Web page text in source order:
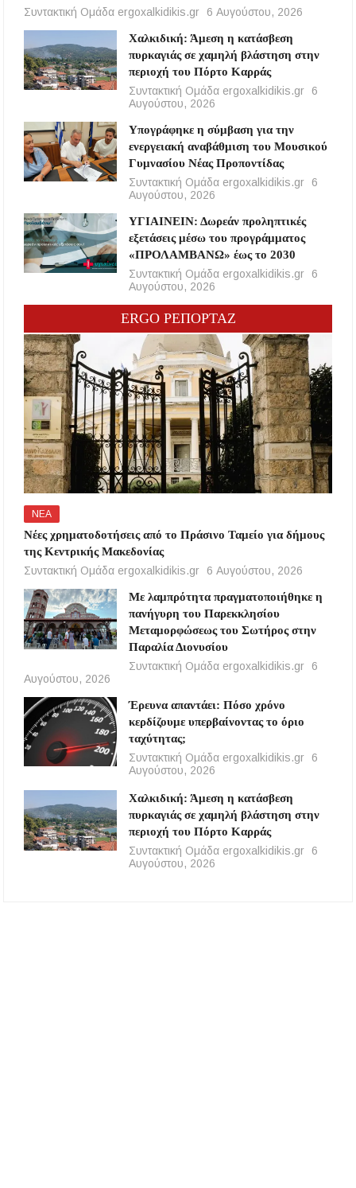
Συντακτική Ομάδα ergoxalkidikis.gr
6 Αυγούστου, 2026
Χαλκιδική: Άμεση η κατάσβεση
πυρκαγιάς σε χαμηλή βλάστηση στην
περιοχή του Πόρτο Καρράς
Συντακτική Ομάδα ergoxalkidikis.gr
6
Αυγούστου, 2026
Υπογράφηκε η σύμβαση για την
ενεργειακή αναβάθμιση του Μουσικού
Γυμνασίου Νέας Προποντίδας
Συντακτική Ομάδα ergoxalkidikis.gr
6
Αυγούστου, 2026
ΥΓΙΑΙΝΕΙΝ: Δωρεάν προληπτικές
εξετάσεις μέσω του προγράμματος
«ΠΡΟΛΑΜΒΑΝΩ» έως το 2030
Συντακτική Ομάδα ergoxalkidikis.gr
6
Αυγούστου, 2026
ERGO ΡΕΠΟΡΤΑΖ
ΝΕΑ
Νέες χρηματοδοτήσεις από το Πράσινο Ταμείο για δήμους
της Κεντρικής Μακεδονίας
Συντακτική Ομάδα ergoxalkidikis.gr
6 Αυγούστου, 2026
Με λαμπρότητα πραγματοποιήθηκε η
πανήγυρη του Παρεκκλησίου
Μεταμορφώσεως του Σωτήρος στην
Παραλία Διονυσίου
Συντακτική Ομάδα ergoxalkidikis.gr
6
Αυγούστου, 2026
Έρευνα απαντάει: Πόσο χρόνο
κερδίζουμε υπερβαίνοντας το όριο
ταχύτητας;
Συντακτική Ομάδα ergoxalkidikis.gr
6
Αυγούστου, 2026
Χαλκιδική: Άμεση η κατάσβεση
πυρκαγιάς σε χαμηλή βλάστηση στην
περιοχή του Πόρτο Καρράς
Συντακτική Ομάδα ergoxalkidikis.gr
6
Αυγούστου, 2026